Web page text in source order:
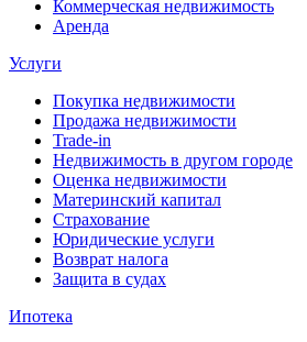
Коммерческая недвижимость
Аренда
Услуги
Покупка недвижимости
Продажа недвижимости
Trade-in
Недвижимость в другом городе
Оценка недвижимости
Материнский капитал
Страхование
Юридические услуги
Возврат налога
Защита в судах
Ипотека